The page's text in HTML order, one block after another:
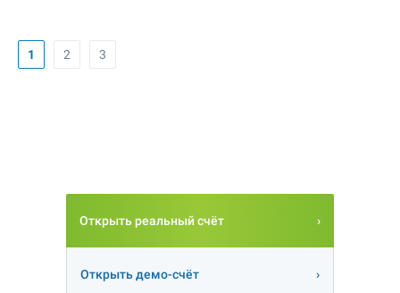
1 2 3
Открыть реальный счёт
Открыть демо-счёт